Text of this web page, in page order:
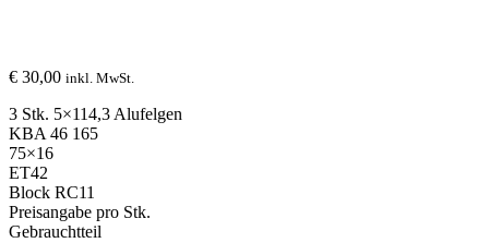
€ 30,00 inkl. MwSt.
3 Stk. 5×114,3 Alufelgen
KBA 46 165
75×16
ET42
Block RC11
Preisangabe pro Stk.
Gebrauchtteil